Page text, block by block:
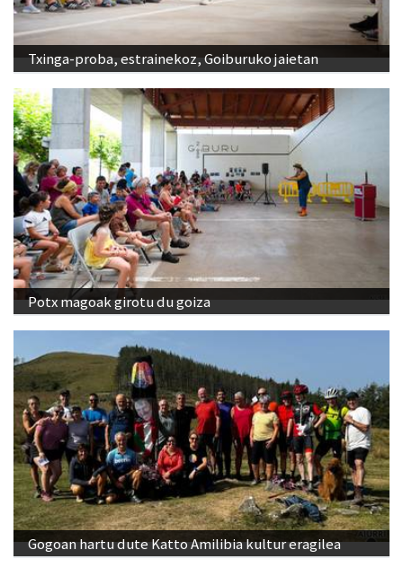
Txinga-proba, estrainekoz, Goiburuko jaietan
Potx magoak girotu du goiza
Gogoan hartu dute Katto Amilibia kultur eragilea